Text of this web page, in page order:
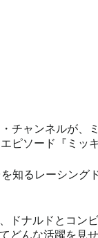
チャンネルが
ソード『ミッ
知るレーシン
ドナルドとコ
どんな活躍を見